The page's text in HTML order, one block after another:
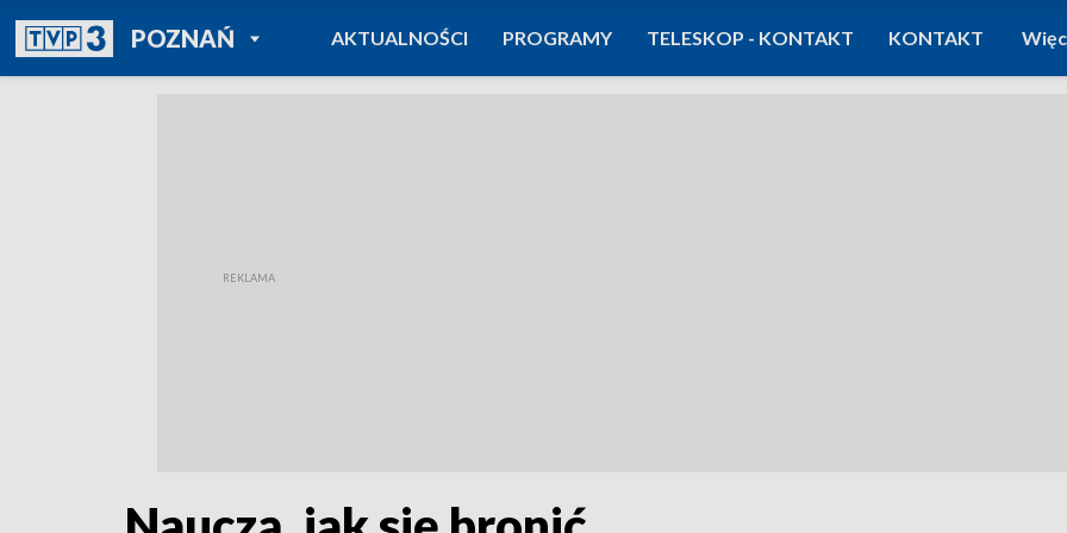
POZNAŃPOWRÓT DO
TVP REGIONY
AKTUALNOŚCI PROGRAMY TELESKOP - KONTAKT KONTAKT